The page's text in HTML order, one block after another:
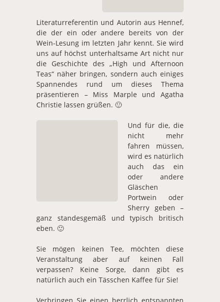
Literaturreferentin und Autorin aus Hennef,
die der ein oder andere bereits von der
Wein-Lesung im letzten Jahr kennt. Sie wird
uns auf höchst unterhaltsame Art nicht nur
die Geschichte des „High und Afternoon
Teas“ näher bringen, sondern auch einiges
Spannendes rund um dieses Thema
präsentieren – Miss Marple und Agatha
Christie lassen grüßen. 🙂
Und für die, die
nicht mehr
fahren müssen,
wird es natürlich
auch das ein
oder andere
Gläschen
Portwein oder
Sherry geben –
ganz standesgemäß und typisch britisch
eben. 🙂
Sie mögen keinen Tee, möchten diese
Veranstaltung aber auf keinen Fall
verpassen? Keine Sorge, dann gibt es
natürlich auch ein Tässchen Kaffee für Sie!